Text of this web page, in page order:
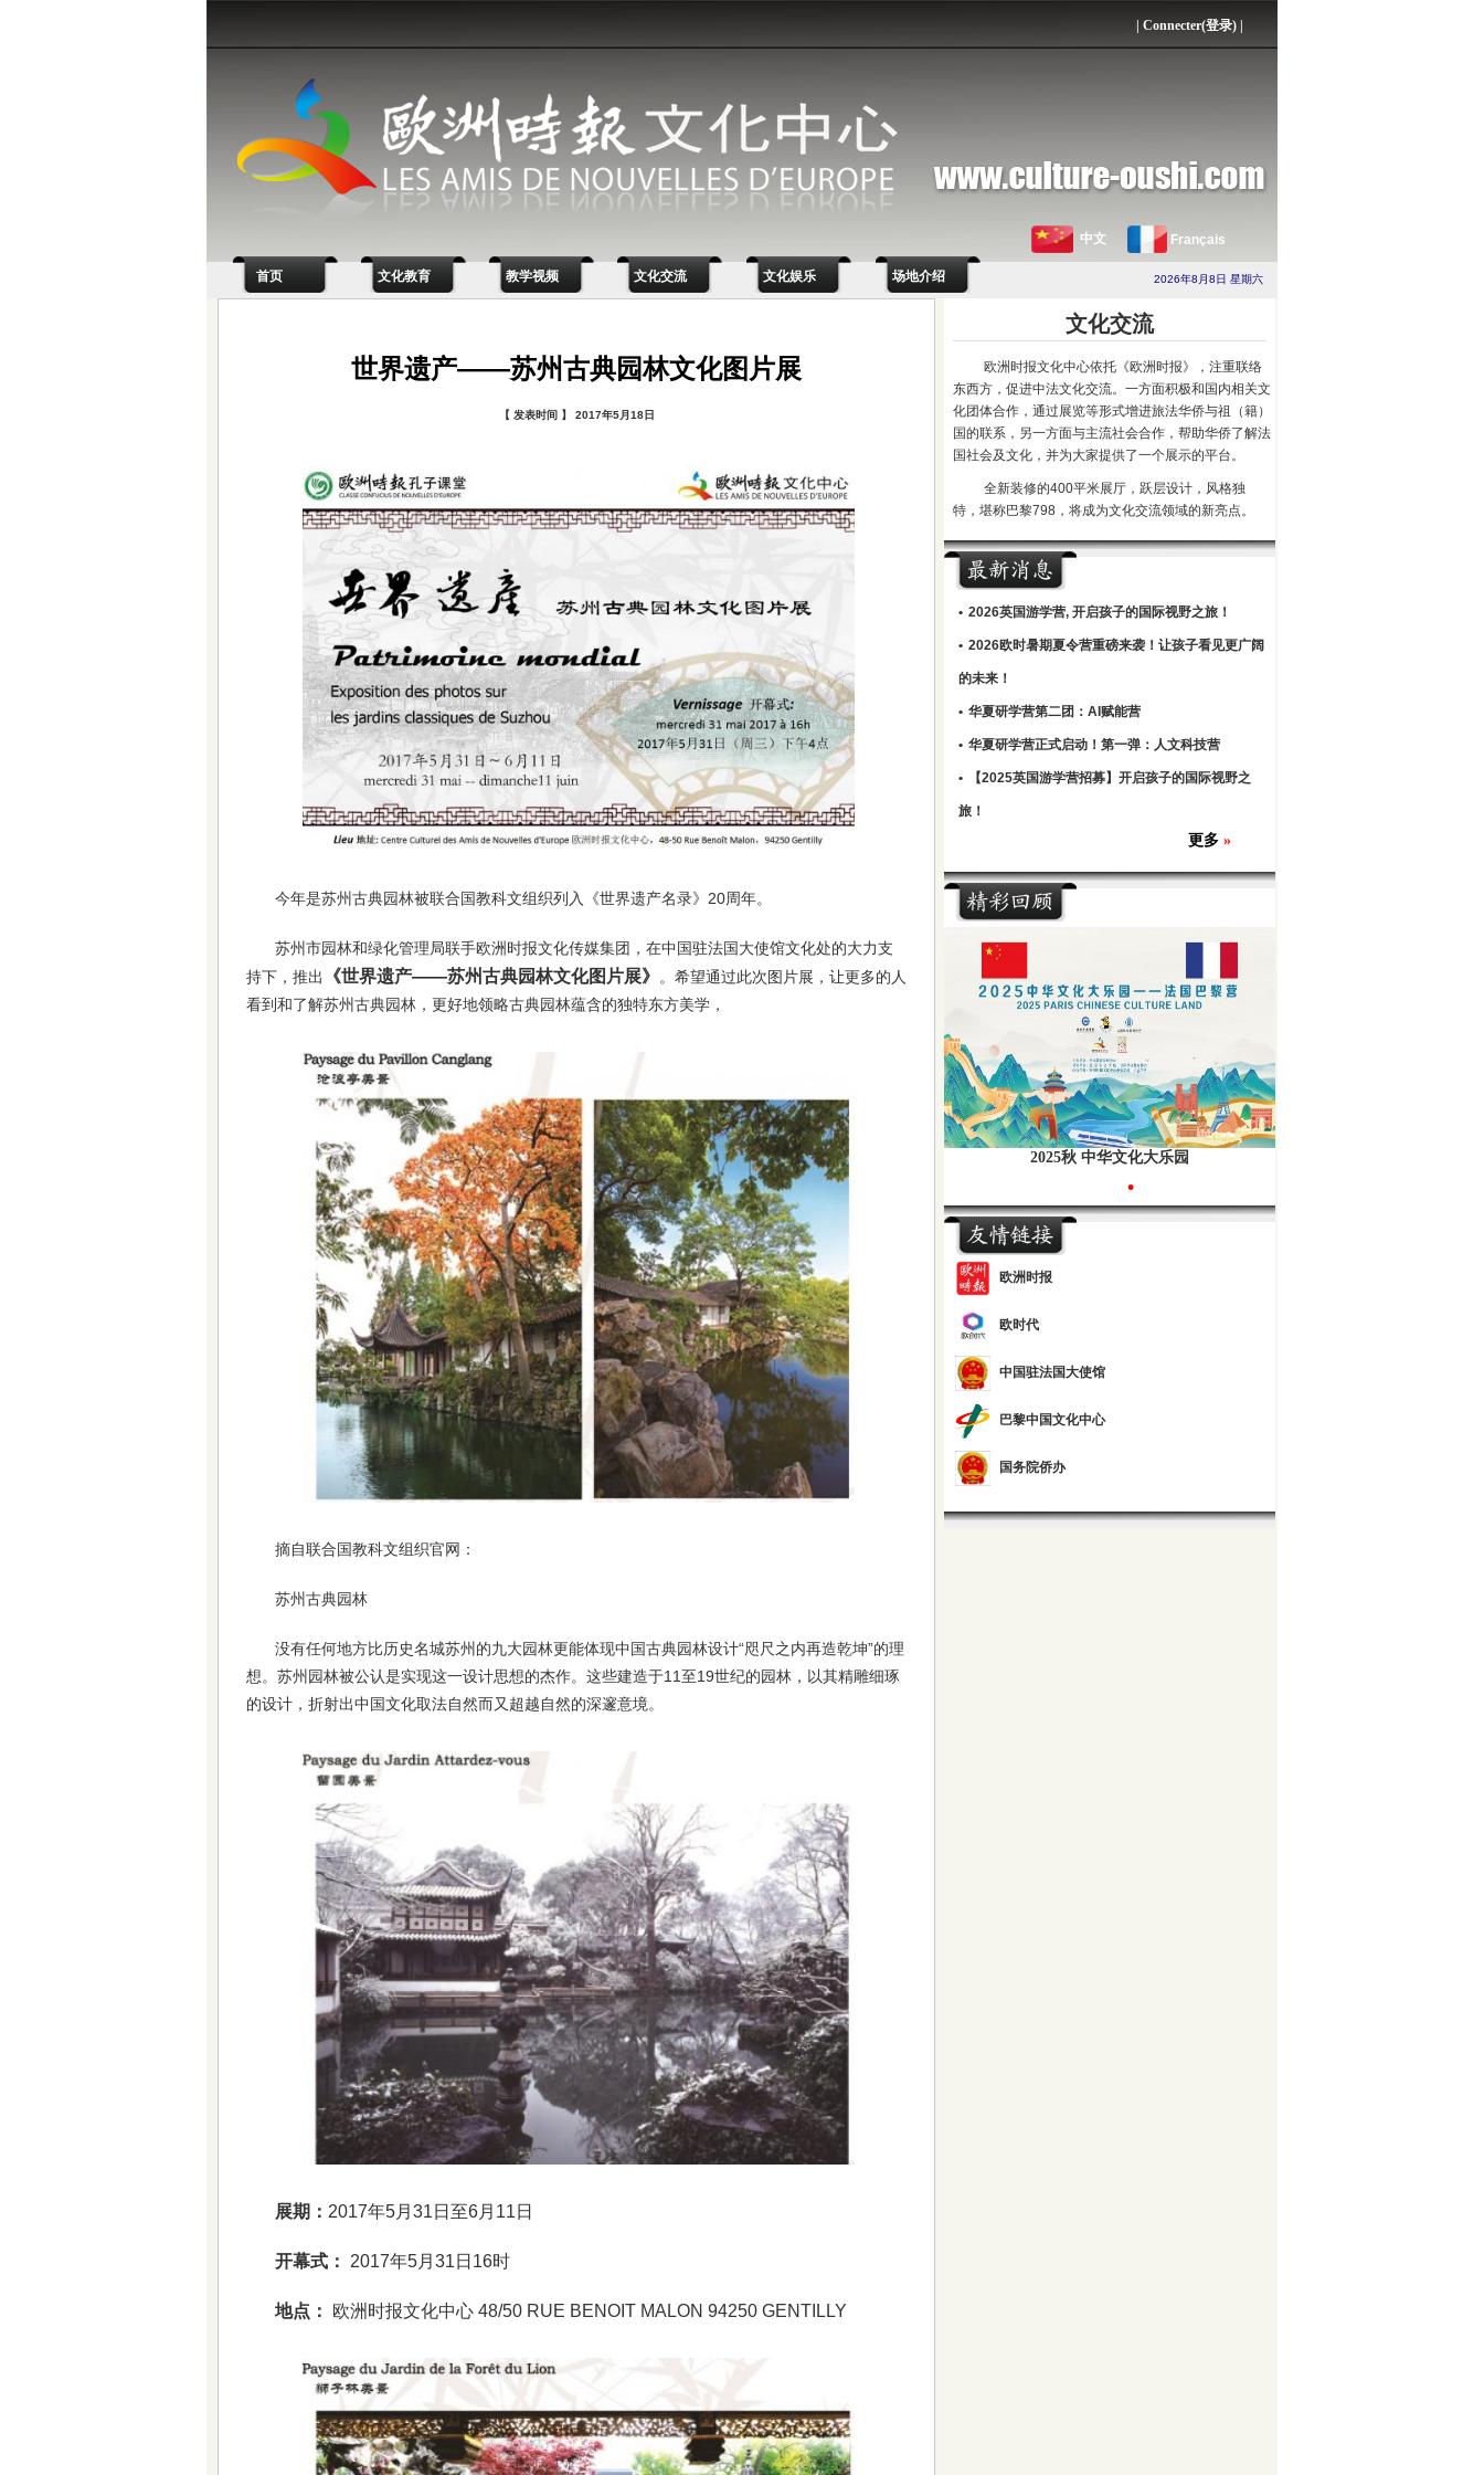
Connecter(登录)
中文 Français
首页 文化教育 教学视频 文化交流 文化娱乐 场地介绍 2026年8月8日 星期六
世界遗产——苏州古典园林文化图片展
【 发表时间 】 2017年5月18日
今年是苏州古典园林被联合国教科文组织列入《世界遗产名录》20周年。
苏州市园林和绿化管理局联手欧洲时报文化传媒集团，在中国驻法国大使馆文化处的大力支
持下，推出
《世界遗产——苏州古典园林文化图片展》
。希望通过此次图片展，让更多的人
看到和了解苏州古典园林，更好地领略古典园林蕴含的独特东方美学，
摘自联合国教科文组织官网：
苏州古典园林
没有任何地方比历史名城苏州的九大园林更能体现中国古典园林设计“咫尺之内再造乾坤”的理
想。苏州园林被公认是实现这一设计思想的杰作。这些建造于11至19世纪的园林，以其精雕细琢
的设计，折射出中国文化取法自然而又超越自然的深邃意境。
展期： 2017年5月31日至6月11日
开幕式： 2017年5月31日16时
地点： 欧洲时报文化中心 48/50 RUE BENOIT MALON 94250 GENTILLY
文化交流
欧洲时报文化中心依托《欧洲时报》，注重联络
东西方，促进中法文化交流。一方面积极和国内相关文
化团体合作，通过展览等形式增进旅法华侨与祖（籍）
国的联系，另一方面与主流社会合作，帮助华侨了解法
国社会及文化，并为大家提供了一个展示的平台。
全新装修的400平米展厅，跃层设计，风格独
特，堪称巴黎798，将成为文化交流领域的新亮点。
• 2026英国游学营, 开启孩子的国际视野之旅！
• 2026欧时暑期夏令营重磅来袭！让孩子看见更广阔
的未来！
• 华夏研学营第二团：AI赋能营
• 华夏研学营正式启动！第一弹：人文科技营
• 【2025英国游学营招募】开启孩子的国际视野之
旅！
更多 »
2025秋 中华文化大乐园
•
欧洲时报
欧时代
中国驻法国大使馆
巴黎中国文化中心
国务院侨办